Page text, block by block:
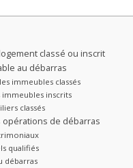
classé ou inscrit
au débarras
immeubles classés
inscrits
classés
de débarras
qualifiés
débarras